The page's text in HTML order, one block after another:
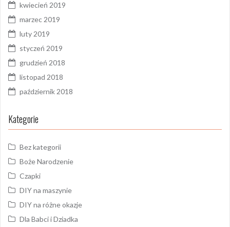
kwiecień 2019
marzec 2019
luty 2019
styczeń 2019
grudzień 2018
listopad 2018
październik 2018
Kategorie
Bez kategorii
Boże Narodzenie
Czapki
DIY na maszynie
DIY na różne okazje
Dla Babci i Dziadka